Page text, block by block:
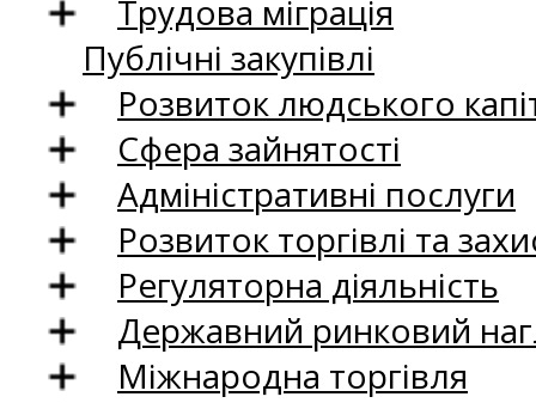
Трудова міграція
Публічні закупівлі
Розвиток людського
Сфера зайнятості
Адміністративні послуги
Розвиток торгівлі та
Регуляторна діяльність
Державний ринковий
Міжнародна торгівля